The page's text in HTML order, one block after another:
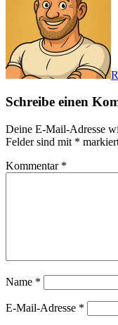
Schreibe einen
Deine E-Mail-Adresse
Felder sind mit *
Kommentar *
Name *
E-Mail-Adresse *